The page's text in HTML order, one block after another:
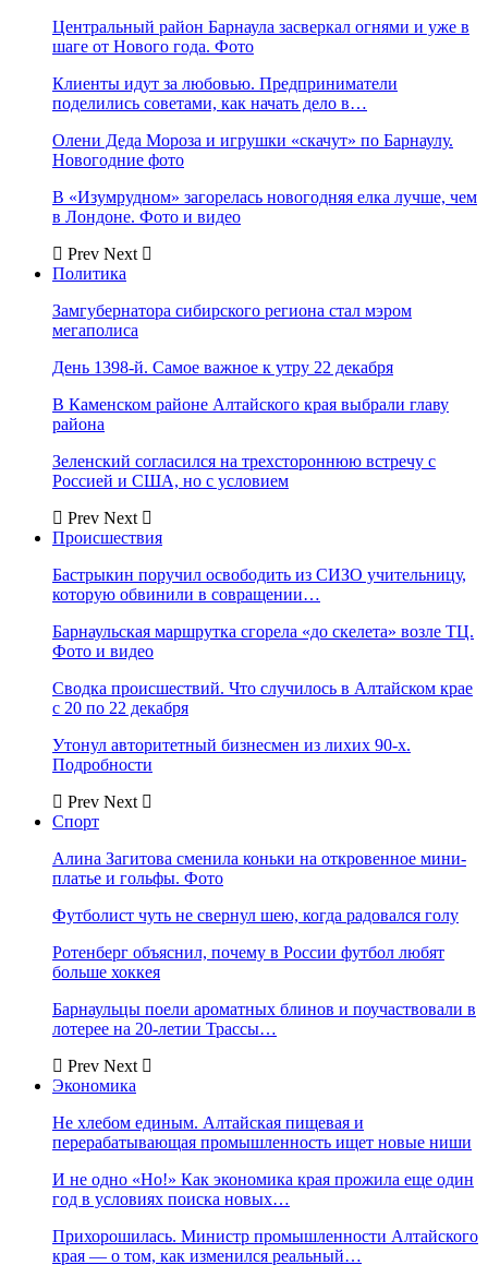
Центральный район Барнаула засверкал огнями и уже в
шаге от Нового года. Фото
Клиенты идут за любовью. Предприниматели
поделились советами, как начать дело в…
Олени Деда Мороза и игрушки «скачут» по Барнаулу.
Новогодние фото
В «Изумрудном» загорелась новогодняя елка лучше, чем
в Лондоне. Фото и видео
Prev Next
Политика
Замгубернатора сибирского региона стал мэром
мегаполиса
День 1398-й. Самое важное к утру 22 декабря
В Каменском районе Алтайского края выбрали главу
района
Зеленский согласился на трехстороннюю встречу с
Россией и США, но с условием
Prev Next
Происшествия
Бастрыкин поручил освободить из СИЗО учительницу,
которую обвинили в совращении…
Барнаульская маршрутка сгорела «до скелета» возле ТЦ.
Фото и видео
Сводка происшествий. Что случилось в Алтайском крае
с 20 по 22 декабря
Утонул авторитетный бизнесмен из лихих 90-х.
Подробности
Prev Next
Спорт
Алина Загитова сменила коньки на откровенное мини-
платье и гольфы. Фото
Футболист чуть не свернул шею, когда радовался голу
Ротенберг объяснил, почему в России футбол любят
больше хоккея
Барнаульцы поели ароматных блинов и поучаствовали в
лотерее на 20-летии Трассы…
Prev Next
Экономика
Не хлебом единым. Алтайская пищевая и
перерабатывающая промышленность ищет новые ниши
И не одно «Но!» Как экономика края прожила еще один
год в условиях поиска новых…
Прихорошилась. Министр промышленности Алтайского
края — о том, как изменился реальный…